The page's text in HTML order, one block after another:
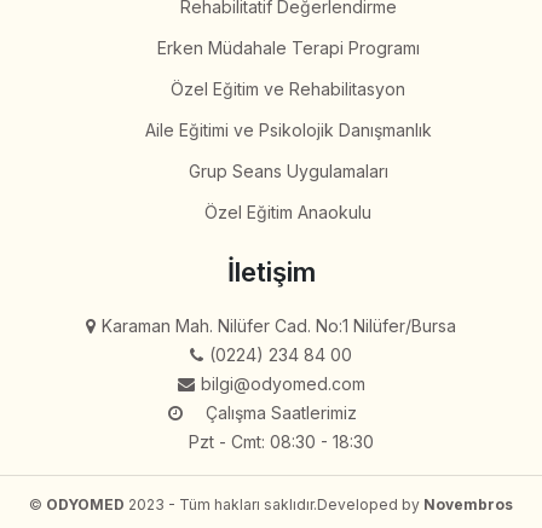
İletişim
(0224) 234 84 00
bilgi@odyomed.com
Çalışma Saatlerimiz
Pzt - Cmt: 08:30 - 18:30